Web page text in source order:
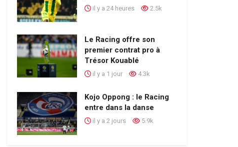
il y a 24 heures 2.5k
Le Racing offre son
premier contrat pro à
Trésor Kouablé
il y a 1 jour 4.3k
Kojo Oppong : le Racing
entre dans la danse
il y a 2 jours 5.9k